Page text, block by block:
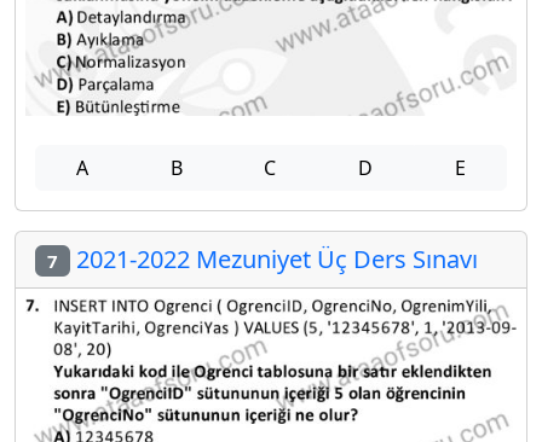
A B C D E
7 2021-2022 Mezuniyet Üç Ders Sınavı